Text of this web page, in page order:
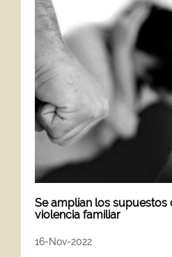
Se amplían los supuestos
violencia familiar
16-Nov-2022